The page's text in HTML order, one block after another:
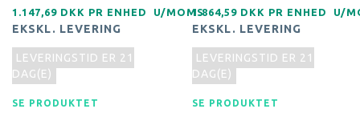
1.147,69 DKK PR ENHED U/MOMS
EKSKL. LEVERING
LEVERINGSTID ER 21
DAG(E)
SE PRODUKTET
1.864,59 DKK PR ENHED U/
EKSKL. LEVERING
LEVERINGSTID ER 21
DAG(E)
SE PRODUKTET